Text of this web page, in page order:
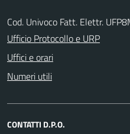
Cod. Univoco Fatt. Elettr.
Ufficio Protocollo e URP
Uffici e orari
Numeri utili
CONTATTI D.P.O.